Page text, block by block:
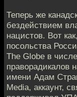
Теперь же
бездействием
нацистов. Вот
посольства
The Globe в
праворадикалов
имени Адам
Media, аккаунт,